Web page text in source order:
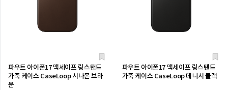
파우트 아이폰17 맥세이프 링스탠드
가죽 케이스 CaseLoop 시나몬 브라
운
파우트 아이폰17 맥세이프 링스탠드
가죽 케이스 CaseLoop 데니시 블랙